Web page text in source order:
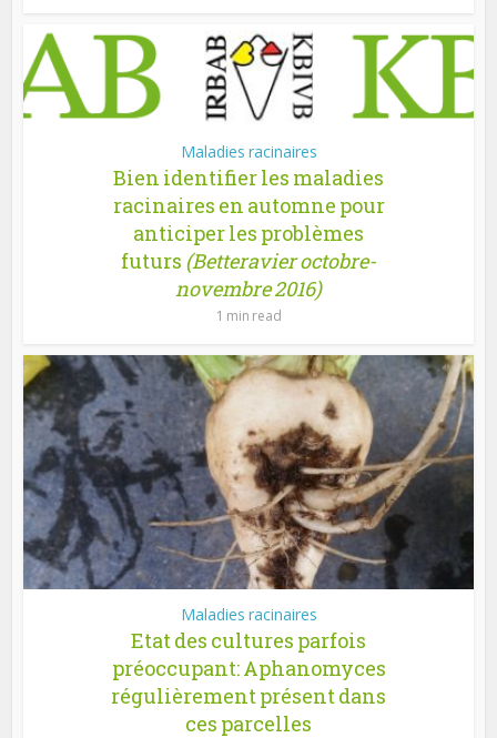
Maladies racinaires
Bien identifier les maladies
racinaires en automne pour
anticiper les problèmes
futurs (Betteravier octobre-
novembre 2016)
1 min read
Maladies racinaires
Etat des cultures parfois
préoccupant: Aphanomyces
régulièrement présent dans
ces parcelles